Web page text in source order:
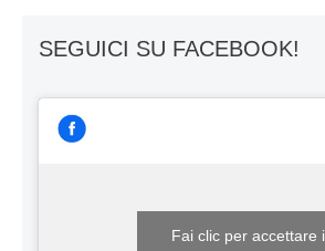
SEGUICI SU FACEBOOK!
Fai clic per accettare i